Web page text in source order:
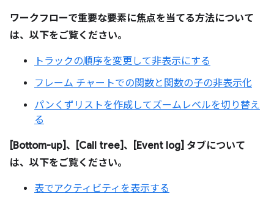
ワークフローで重要な要素に焦点を当てる方法について
は、以下をご覧ください。
トラックの順序を変更して非表示にする
フレーム チャートでの関数と関数の子の非表示化
パンくずリストを作成してズームレベルを切り替え
る
[Bottom-up]、[Call tree]、[Event log] タブについて
は、以下をご覧ください。
表でアクティビティを表示する